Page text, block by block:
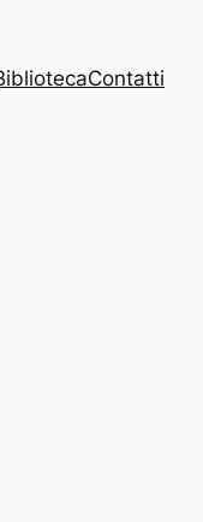
Contatti